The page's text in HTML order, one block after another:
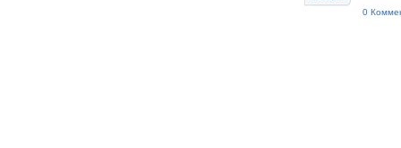
0